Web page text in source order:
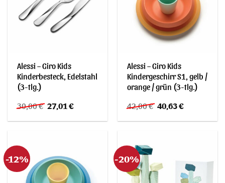
Alessi – Giro Kids
Kinderbesteck, Edelstahl
(3-tlg.)
30,00€ Ursprünglicher
Preis
war:
27,01€Aktueller
ist:
Alessi – Giro Kids
Kindergeschirr S1, gelb /
orange / grün (3-tlg.)
42,00€ Ursprünglicher
Preis
war:
40,63€Aktueller
ist:
-12% -20%